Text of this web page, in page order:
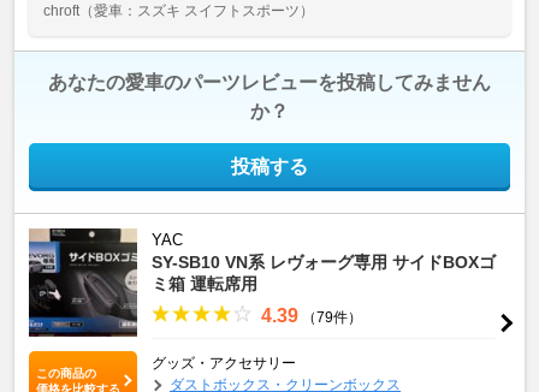
chroft （愛車：スズキ スイフトスポーツ）
あなたの愛車のパーツレビューを投稿してみません
か？
投稿する
この商品の
価格を比較する
YAC
SY-SB10 VN系 レヴォーグ専用 サイドBOXゴ
ミ箱 運転席用
4.39 （79件）
グッズ・アクセサリー
ダストボックス・クリーンボックス